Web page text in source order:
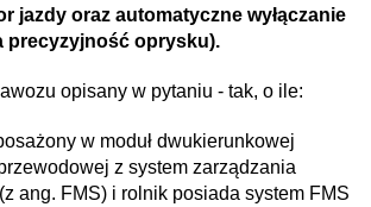
jazdy oraz automatyczne wyłączanie
precyzyjność oprysku).
opisany w pytaniu - tak, o ile:
w moduł dwukierunkowej
z system zarządzania
ang. FMS) i rolnik posiada system FMS